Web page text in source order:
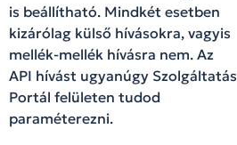
is beállítható. Mindkét esetben
kizárólag külső hívásokra, vagyis
mellék-mellék hívásra nem. Az
API hívást ugyanúgy Szolgáltatás
Portál felületen tudod
paraméterezni.